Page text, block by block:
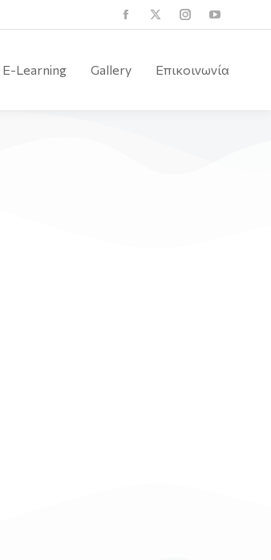
E-Learning Gallery Επικοινωνία